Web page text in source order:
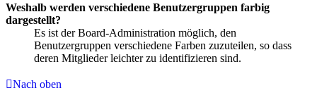
Weshalb werden verschiedene Benutzergruppen farbig
dargestellt?
Es ist der Board-Administration möglich, den
Benutzergruppen verschiedene Farben zuzuteilen, so dass
deren Mitglieder leichter zu identifizieren sind.
Nach oben